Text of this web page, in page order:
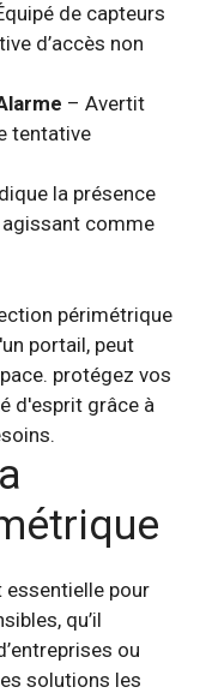
de capteurs
d’accès non
– Avertit
tentative
la présence
comme
essentielle pour
qu’il
ou
solutions les